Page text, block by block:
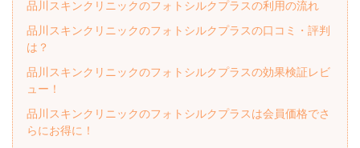
品川スキンクリニックのフォトシルクプラスの利用の流れ
品川スキンクリニックのフォトシルクプラスの口コミ・評判
は？
品川スキンクリニックのフォトシルクプラスの効果検証レビ
ュー！
品川スキンクリニックのフォトシルクプラスは会員価格でさ
らにお得に！